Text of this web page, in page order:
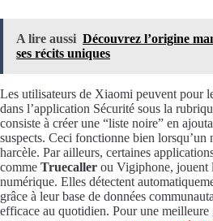
A lire aussi Découvrez l’origine
ses récits uniques
Les utilisateurs de Xiaomi peuvent pour
dans l’application Sécurité sous la
consiste à créer une “liste noire” en
suspects. Ceci fonctionne bien
harcèle. Par ailleurs, certaines
comme Truecaller ou Vigiphone, jouent
numérique. Elles détectent
grâce à leur base de données
efficace au quotidien. Pour une meilleure